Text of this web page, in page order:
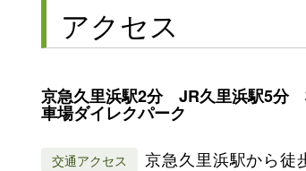
アクセス
京急久里浜駅2分 JR久里浜駅5
車場ダイレクパーク
交通アクセス 京急久里浜駅から徒